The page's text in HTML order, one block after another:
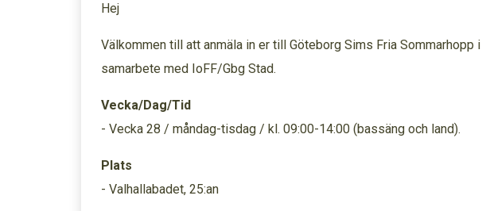
Hej
Välkommen till att anmäla in er till Göteborg Sims Fria Sommarhopp i
samarbete med IoFF/Gbg Stad.
Vecka/Dag/Tid
- Vecka 28 / måndag-tisdag / kl. 09:00-14:00 (bassäng och land).
Plats
- Valhallabadet, 25:an